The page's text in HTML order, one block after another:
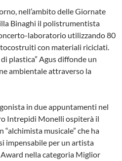
nell’ambito delle Giornate
Binaghi il polistrumentista
laboratorio utilizzando 80
con materiali riciclati.
plastica” Agus diffonde un
ambientale attraverso la
in due appuntamenti nel
Intrepidi Monelli ospiterà il
“alchimista musicale” che ha
impensabile per un artista
nella categoria Miglior